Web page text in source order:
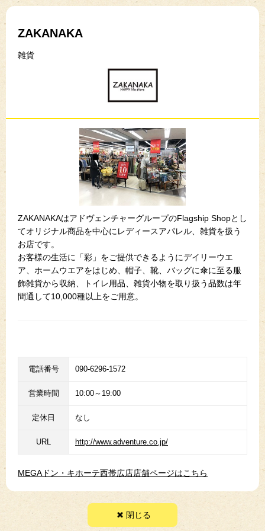
ZAKANAKA
雑貨
ZAKANAKAはアドヴェンチャーグループのFlagship Shopとし
てオリジナル商品を中心にレディースアパレル、雑貨を扱う
お店です。
お客様の生活に「彩」をご提供できるようにデイリーウエ
ア、ホームウエアをはじめ、帽子、靴、バッグに傘に至る服
飾雑貨から収納、トイレ用品、雑貨小物を取り扱う品数は年
間通して10,000種以上をご用意。
電話番号 090-6296-1572
営業時間 10:00～19:00
定休日 なし
URL http://www.adventure.co.jp/
MEGAドン・キホーテ西帯広店店舗ページはこちら
閉じる